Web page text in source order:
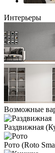
Интерьеры
Возможные
Раздвижная
Рото (Roto